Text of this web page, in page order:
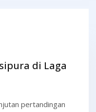
di Laga
pertandingan